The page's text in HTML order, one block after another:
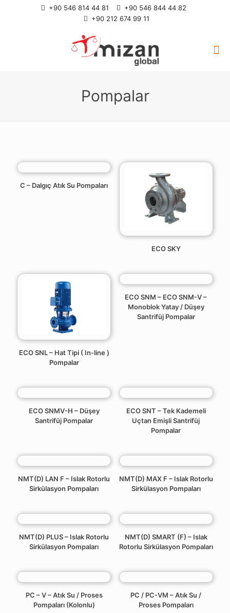
+90 546 814 44 81
+90 546 844 44 82
+90 212 674 99 11
Pompalar
C – Dalgıç Atık Su Pompaları
ECO SKY
ECO SNL – Hat Tipi ( In-line )
Pompalar
ECO SNM – ECO SNM-V –
Monoblok Yatay / Düşey
Santrifüj Pompalar
ECO SNMV-H – Düşey
Santrifüj Pompalar
ECO SNT – Tek Kademeli
Uçtan Emişli Santrifüj
Pompalar
NMT(D) LAN F – Islak Rotorlu
Sirkülasyon Pompaları
NMT(D) MAX F – Islak Rotorlu
Sirkülasyon Pompaları
NMT(D) PLUS – Islak Rotorlu
Sirkülasyon Pompaları
NMT(D) SMART (F) – Islak
Rotorlu Sirkülasyon Pompaları
PC – V – Atık Su / Proses
Pompaları (Kolonlu)
PC / PC-VM – Atık Su /
Proses Pompaları